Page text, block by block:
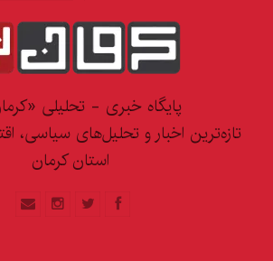
پایگاه خبری - تحلیلی
تازه‌ترین اخبار و تحلیل‌های سیاسی،
استان کرمان